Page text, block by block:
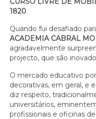
1820
Quando fui desafiado
ACADEMIA CABRAL
agradavelmente
projecto, que são
O mercado educativo
decorativas, em geral, e
diz respeito,
universitários,
profissionais e oficinas